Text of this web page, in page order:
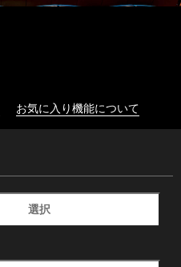
お気に入り機能について
選択